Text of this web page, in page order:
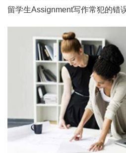
留学生Assignment写作常犯的错误